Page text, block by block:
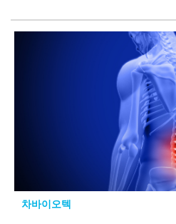
차바이오텍